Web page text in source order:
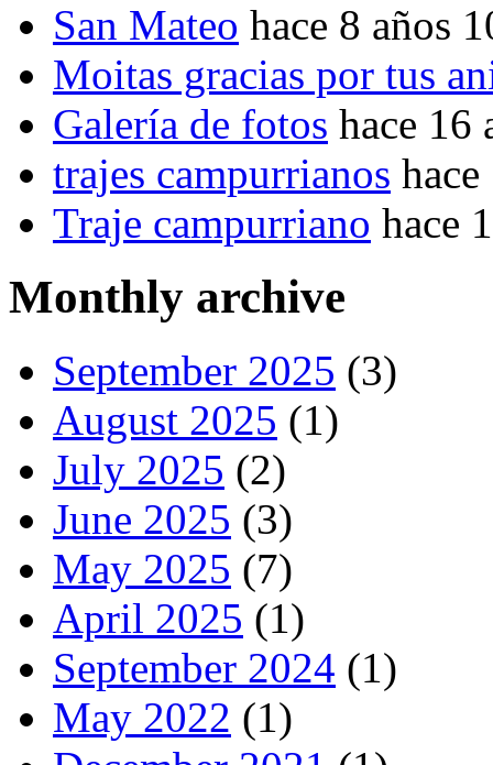
San Mateo hace 8 años
Moitas gracias por tus
Galería de fotos hace 16
trajes campurrianos
Traje campurriano hace
Monthly archive
September 2025 (3)
August 2025 (1)
July 2025 (2)
June 2025 (3)
May 2025 (7)
April 2025 (1)
September 2024 (1)
May 2022 (1)